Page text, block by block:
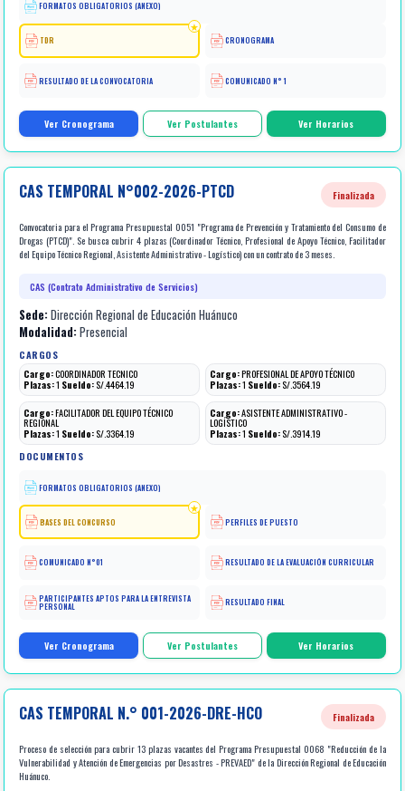
FORMATOS OBLIGATORIOS (ANEXO)
TDR CRONOGRAMA
RESULTADO DE LA CONVOCATORIA COMUNICADO N° 1
Ver Cronograma Ver Postulantes Ver Horarios
CAS TEMPORAL N°002-2026-PTCD Finalizada
Convocatoria para el Programa Presupuestal 0051 "Programa de Prevención y Tratamiento del Consumo de
Drogas (PTCD)". Se busca cubrir 4 plazas (Coordinador Técnico, Profesional de Apoyo Técnico, Facilitador
del Equipo Técnico Regional, Asistente Administrativo - Logístico) con un contrato de 3 meses.
CAS (Contrato Administrativo de Servicios)
Sede: Dirección Regional de Educación Huánuco
Modalidad: Presencial
CARGOS
Cargo:COORDINADOR TECNICO
Plazas:1 Sueldo: S/.4464.19
Cargo:PROFESIONAL DE APOYO TÉCNICO
Plazas:1 Sueldo: S/.3564.19
Cargo:FACILITADOR DEL EQUIPO TÉCNICO
REGIONAL
Plazas:1 Sueldo: S/.3364.19
Cargo:ASISTENTE ADMINISTRATIVO -
LOGÍSTICO
Plazas:1 Sueldo: S/.3914.19
DOCUMENTOS
FORMATOS OBLIGATORIOS (ANEXO)
BASES DEL CONCURSO PERFILES DE PUESTO
COMUNICADO N°01 RESULTADO DE LA EVALUACIÓN CURRICULAR
PARTICIPANTES APTOS PARA LA ENTREVISTA
PERSONAL RESULTADO FINAL
Ver Cronograma Ver Postulantes Ver Horarios
CAS TEMPORAL N.° 001-2026-DRE-HCO Finalizada
Proceso de selección para cubrir 13 plazas vacantes del Programa Presupuestal 0068 "Reducción de la
Vulnerabilidad y Atención de Emergencias por Desastres - PREVAED" de la Dirección Regional de Educación
Huánuco.